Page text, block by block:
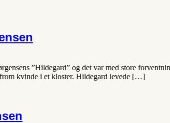
”Hildegard” og det var med store
kvinde i et kloster. Hildegard levede […]